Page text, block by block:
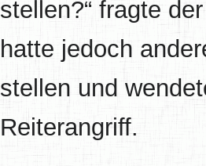
stellen?“ fragte
hatte jedoch
stellen und
Reiterangriff.